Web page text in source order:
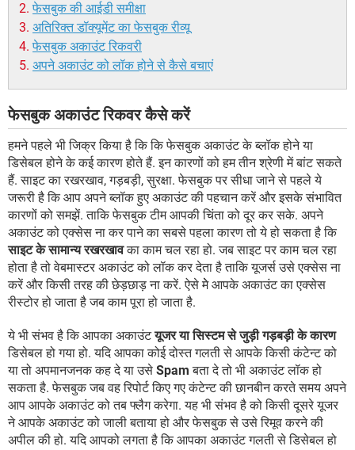
फेसबुक की आईडी समीक्षा
अतिरिक्त डॉक्यूमेंट का फेसबुक रीव्यू
फेसबुक अकाउंट रिकवरी
अपने अकाउंट को लॉक होने से कैसे बचाएं
फेसबुक अकाउंट रिकवर कैसे करें
हमने पहले भी जिक्र किया है कि कि फेसबुक अकाउंट के ब्लॉक होने या
डिसेबल होने के कई कारण होते हैं. इन कारणों को हम तीन श्रेणी में बांट सकते
हैं. साइट का रखरखाव, गड़बड़ी, सुरक्षा. फेसबुक पर सीधा जाने से पहले ये
जरूरी है कि आप अपने ब्लॉक हुए अकाउंट की पहचान करें और इसके संभावित
कारणों को समझें. ताकि फेसबुक टीम आपकी चिंता को दूर कर सके. अपने
अकाउंट को एक्सेस ना कर पाने का सबसे पहला कारण तो ये हो सकता है कि
साइट के सामान्य रखरखावका काम चल रहा हो. जब साइट पर काम चल रहा
होता है तो वेबमास्टर अकाउंट को लॉक कर देता है ताकि यूजर्स उसे एक्सेस ना
करें और किसी तरह की छेड़छाड़ ना करें. ऐसे मेे आपके अकाउंट का एक्सेस
रीस्टोर हो जाता है जब काम पूरा हो जाता है.
ये भी संभव है कि आपका अकाउंटयूजर या सिस्टम से जुड़ी गड़बड़ी के कारण
डिसेबल हो गया हो. यदि आपका कोई दोस्त गलती से आपके किसी कंटेन्ट को
या तो अपमानजनक कह दे या उसे Spam बता दे तो भी अकाउंट लॉक हो
सकता है. फेसबुक जब वह रिपोर्ट किए गए कंटेन्ट की छानबीन करते समय अपने
आप आपके अकाउंट को तब फ्लैग करेगा. यह भी संभव है को किसी दूसरे यूजर
ने आपके अकाउंट को जाली बताया हो और फेसबुक से उसे रिमूव करने की
अपील की हो. यदि आपको लगता है कि आपका अकाउंट गलती से डिसेबल हो